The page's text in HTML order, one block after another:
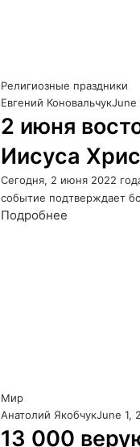
Религиозные праздники
Евгений КоновальчукJune
2 июня
Иисуса
Сегодня, 2 июня 2022
событие подтверждает
Подробнее
Мир
Анатолий ЯкобчукJune 1,
13 000